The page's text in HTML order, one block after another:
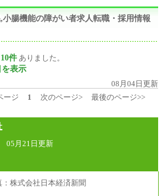
腸機能の障がい者求人転職・採用情報
10件 ありました。
を表示
08月04日更新
ージ 1 次のページ> 最後のページ>>
05月21日更新